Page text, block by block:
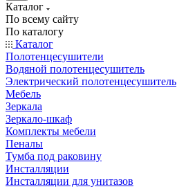
Каталог
По всему сайту
По каталогу
Каталог
Полотенцесушители
Водяной полотенцесушитель
Электрический полотенцесушитель
Мебель
Зеркала
Зеркало-шкаф
Комплекты мебели
Пеналы
Тумба под раковину
Инсталляции
Инсталляции для унитазов